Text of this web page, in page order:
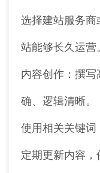
选择建站服务商
站能够长久运营
内容创作：撰
确、逻辑清晰。
使用相关关键词
定期更新内容，